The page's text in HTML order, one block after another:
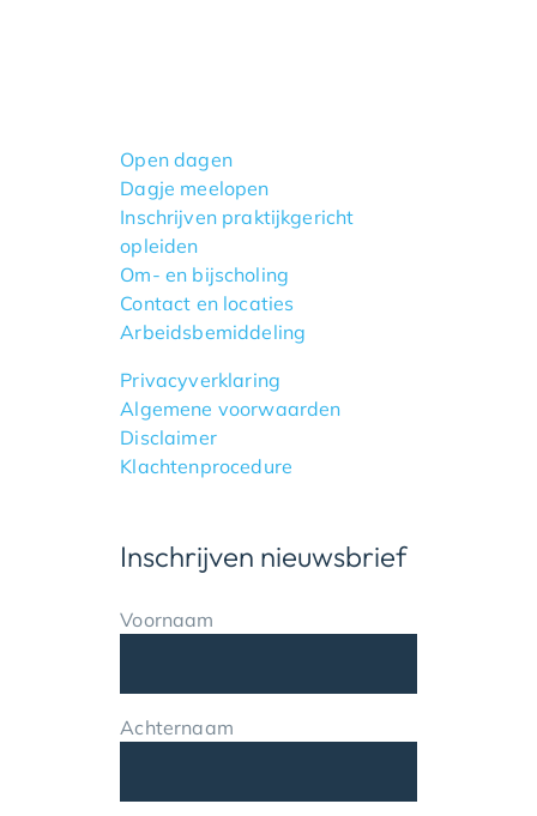
Open dagen
Dagje meelopen
Inschrijven praktijkgericht
opleiden
Om- en bijscholing
Contact en locaties
Arbeidsbemiddeling
Privacyverklaring
Algemene voorwaarden
Disclaimer
Klachtenprocedure
Inschrijven nieuwsbrief
Voornaam
Achternaam